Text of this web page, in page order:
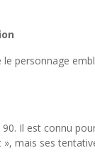
personnage
Il est connu
mais ses